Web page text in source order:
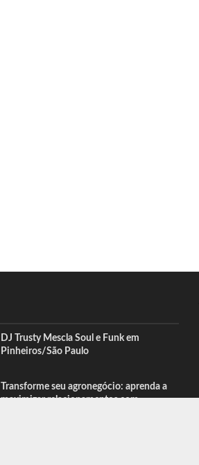
DJ Trusty Mescla Soul e Funk em
Pinheiros/São Paulo
Transforme seu agronegócio: aprenda a
maximizar relacionamentos com